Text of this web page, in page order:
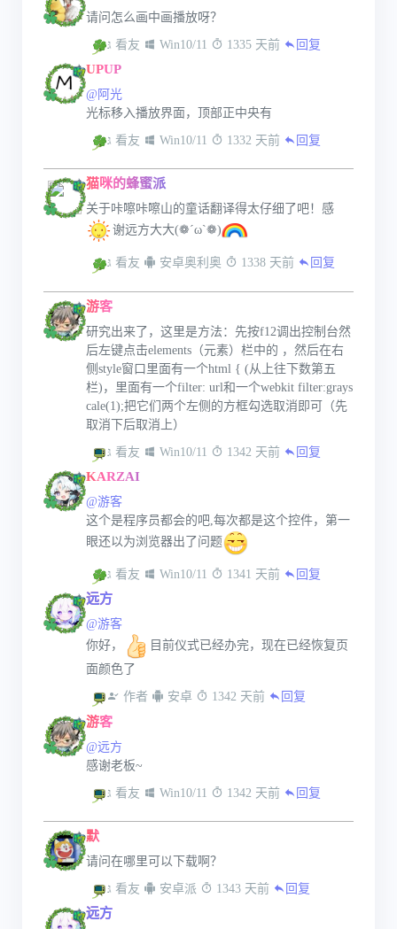
请问怎么画中画播放呀？
看友 Win10/11 1335 天前 回复
UPUP
@阿光
光标移入播放界面，顶部正中央有
看友 Win10/11 1332 天前 回复
猫咪的蜂蜜派
关于咔嚓咔嚓山的童话翻译得太仔细了吧！感
谢远方大大(❁´ω`❁)
看友 安卓奥利奥 1338 天前 回复
游客
研究出来了，这里是方法：先按f12调出控制台然
后左键点击elements（元素）栏中的 ，然后在右
侧style窗口里面有一个html { (从上往下数第五
栏)，里面有一个filter: url和一个webkit filter:grays
cale(1);把它们两个左侧的方框勾选取消即可（先
取消下后取消上）
看友 Win10/11 1342 天前 回复
KARZAI
@游客
这个是程序员都会的吧,每次都是这个控件，第一
眼还以为浏览器出了问题
看友 Win10/11 1341 天前 回复
远方
@游客
你好，
目前仪式已经办完，现在已经恢复页
面颜色了
作者 安卓 1342 天前 回复
游客
@远方
感谢老板~
看友 Win10/11 1342 天前 回复
默
请问在哪里可以下载啊？
看友 安卓派 1343 天前 回复
远方